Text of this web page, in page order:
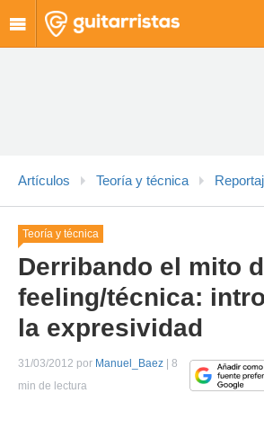
Artículos Teoría y técnica
Teoría y técnica
Derribando el mito
feeling/técnica:
la expresividad
31/03/2012 por Manuel_Baez | 8
min de lectura